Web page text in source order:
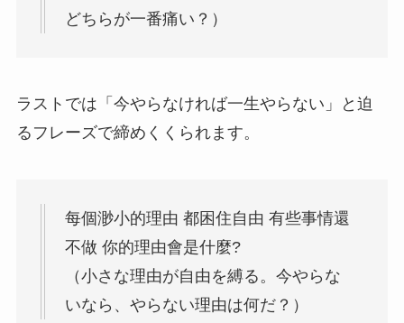
どちらが一番痛い？）
ラストでは「今やらなければ一生やらない」と迫
るフレーズで締めくくられます。
每個渺小的理由 都困住自由 有些事情還
不做 你的理由會是什麼?
（小さな理由が自由を縛る。今やらな
いなら、やらない理由は何だ？）